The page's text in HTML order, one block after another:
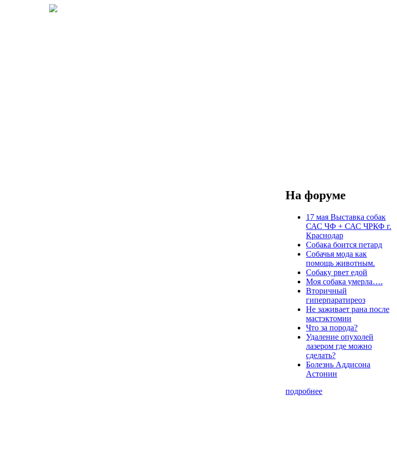
На форуме
17 мая Выставка собак
САС ЧФ + САС ЧРКФ г.
Краснодар
Собака боится петард
Собачья мода как
помощь животным.
Собаку рвет едой
Моя собака умерла….
Вторичный
гиперпаратиреоз
Не заживает рана после
мастэктомии
Что за порода?
Удаление опухолей
лазером где можно
сделать?
Болезнь Аддисона
Астонин
подробнее